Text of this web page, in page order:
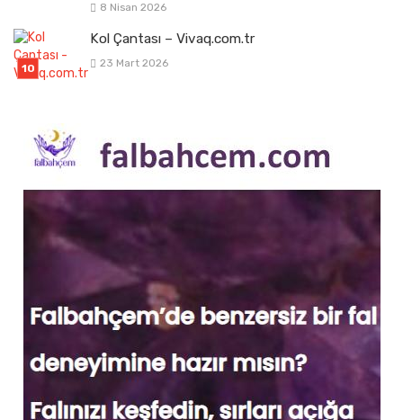
8 Nisan 2026
Kol Çantası – Vivaq.com.tr
23 Mart 2026